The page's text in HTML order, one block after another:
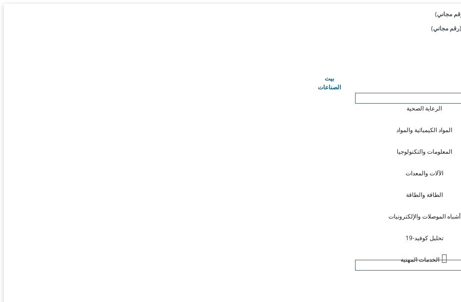
بيت(حاضِر)
الصناعات
الرعاية الصحية
المواد الكيميائية والمواد
المعلومات والتكنولوجيا
الآلات والمعدات
الطاقة والطاقة
أشباه الموصلات والإلكترونيات
تحليل كوفيد-19
الخدمات المهنية